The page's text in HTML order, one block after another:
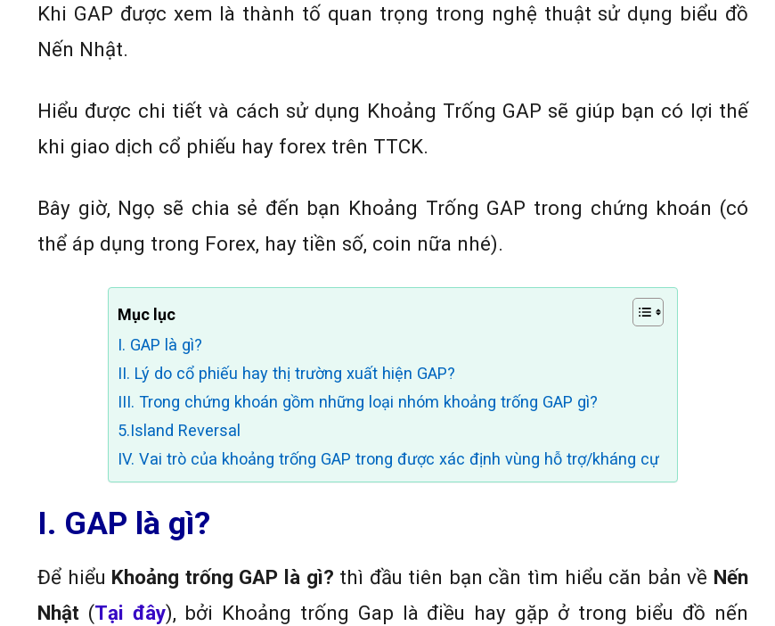
Khi GAP được xem là thành tố quan trọng trong nghệ thuật sử dụng biểu đồ
Nến Nhật.
Hiểu được chi tiết và cách sử dụng Khoảng Trống GAP sẽ giúp bạn có lợi thế
khi giao dịch cổ phiếu hay forex trên TTCK.
Bây giờ, Ngọ sẽ chia sẻ đến bạn Khoảng Trống GAP trong chứng khoán (có
thể áp dụng trong Forex, hay tiền số, coin nữa nhé).
Mục lục
I. GAP là gì?
II. Lý do cổ phiếu hay thị trường xuất hiện GAP?
III. Trong chứng khoán gồm những loại nhóm khoảng trống GAP gì?
5.Island Reversal
IV. Vai trò của khoảng trống GAP trong được xác định vùng hỗ trợ/kháng cự
I. GAP là gì?
Để hiểu Khoảng trống GAP là gì? thì đầu tiên bạn cần tìm hiểu căn bản về Nến
Nhật (Tại đây), bởi Khoảng trống Gap là điều hay gặp ở trong biểu đồ nến